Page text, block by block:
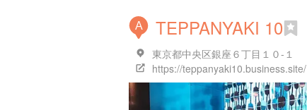
A TEPPANYAKI 10
東京都中央区銀座６丁目１０-１
https://teppanyaki10.business.site/